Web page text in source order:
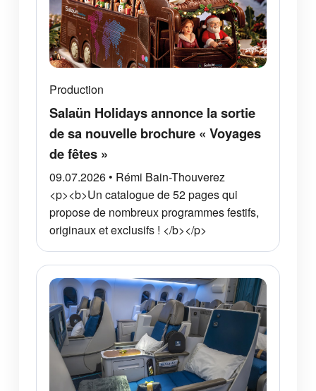
Production
Salaün Holidays annonce la sortie
de sa nouvelle brochure « Voyages
de fêtes »
09.07.2026 • Rémi Bain-Thouverez
<p><b>Un catalogue de 52 pages qui
propose de nombreux programmes festifs,
originaux et exclusifs ! </b></p>